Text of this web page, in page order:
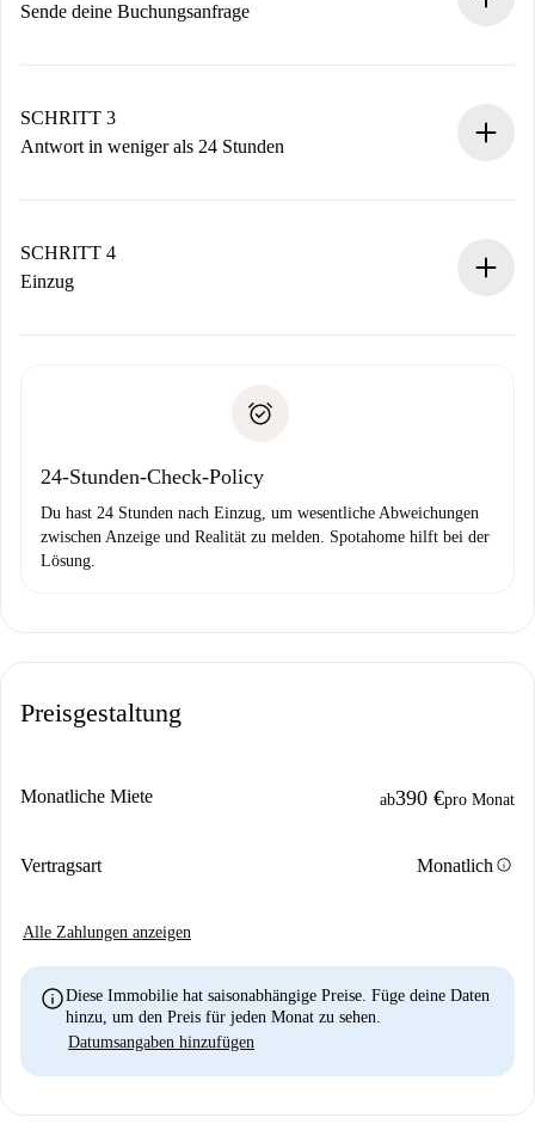
Sende deine Buchungsanfrage
Denk daran, dass wir dich erst belasten, wenn der
Vermieter zustimmt.
SCHRITT 3
Antwort in weniger als 24 Stunden
stellen den Kontakt her.
Wenn der Vermieter ablehnen muss, entstehen keine
SCHRITT 4
Einzug
24-Stunden-Check-Policy
Du hast 24 Stunden nach Einzug, um wesentliche Abweichungen
zwischen Anzeige und Realität zu melden. Spotahome hilft bei der
Lösung.
Preisgestaltung
Monatliche Miete ab390 €pro Monat
Vertragsart Monatlichinfo
Alle Zahlungen anzeigen
infoDiese Immobilie hat saisonabhängige Preise. Füge deine Daten
hinzu, um den Preis für jeden Monat zu sehen.
Datumsangaben hinzufügen